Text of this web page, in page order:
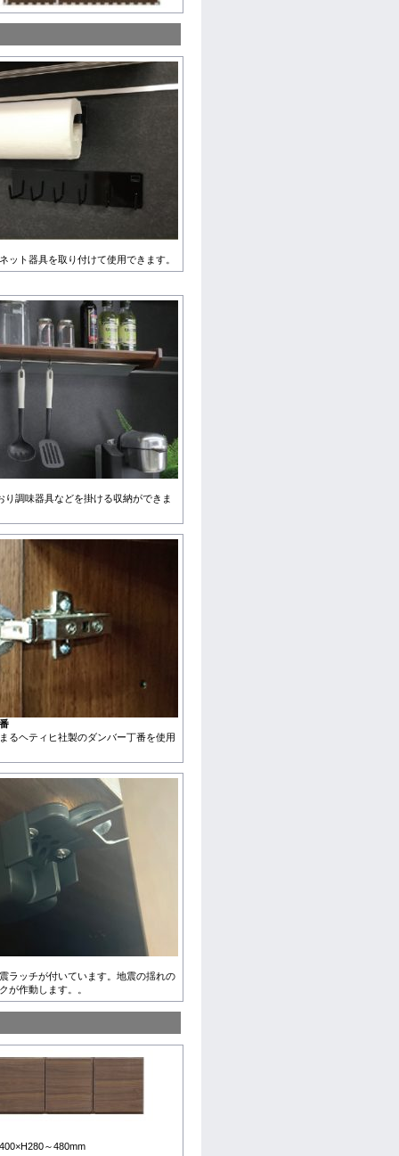
ット器具を取り付けて使用できます。
り調味器具などを掛ける収納ができま
るヘティヒ社製のダンバー丁番を使用
ラッチが付いています。地震の揺れの
が作動します。。
～480mm